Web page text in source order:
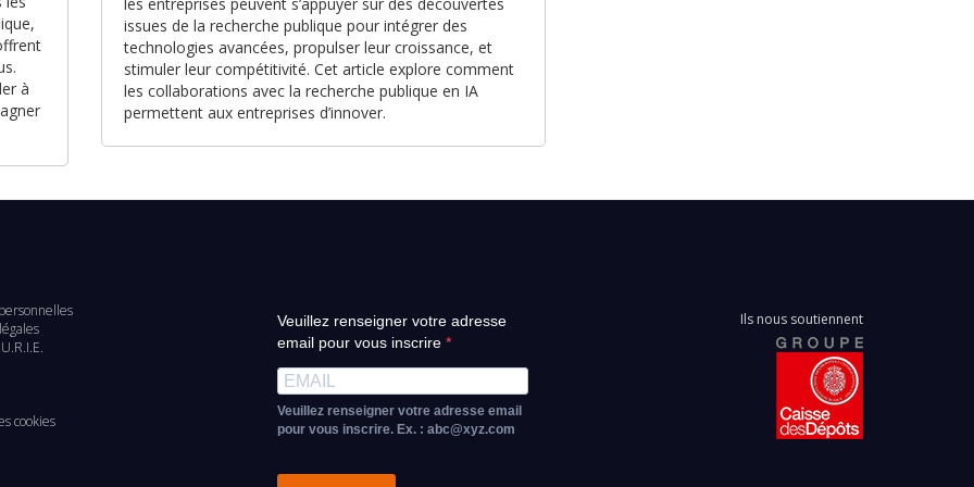
à
les entreprises peuvent s’appuyer sur des découvertes
issues de la recherche publique pour intégrer des
technologies avancées, propulser leur croissance, et
stimuler leur compétitivité. Cet article explore comment
les collaborations avec la recherche publique en IA
permettent aux entreprises d’innover.
cookies
Veuillez renseigner votre adresse
email pour vous inscrire
Veuillez renseigner votre adresse email
pour vous inscrire. Ex. : abc@xyz.com
Ils nous soutiennent